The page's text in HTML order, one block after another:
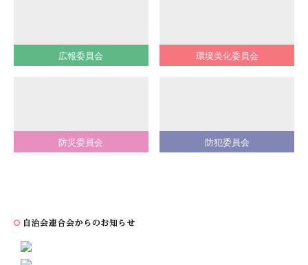
広報委員会 環境美化委員会
防災委員会 防犯委員会